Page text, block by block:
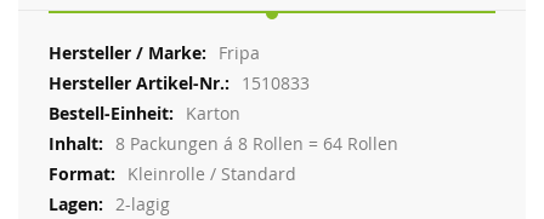
Weitere
Informationen
Fripa
1510833
Karton
8 Packungen á 8 Rollen = 64 Rollen
Kleinrolle / Standard
2-lagig